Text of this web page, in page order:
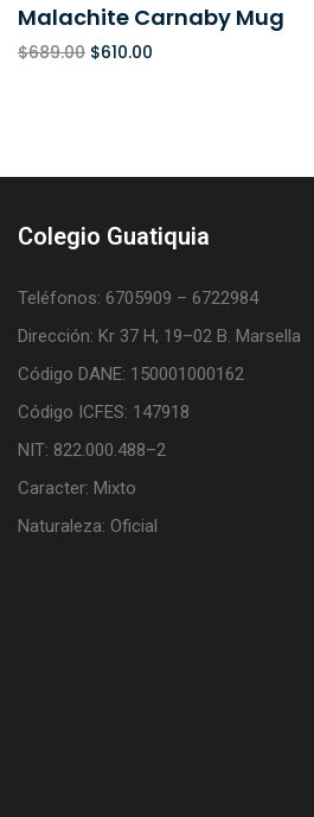
Malachite Carnaby Mug
$689.00 $610.00
Colegio Guatiquia
Teléfonos: 6705909 – 6722984
Dirección: Kr 37 H, 19–02 B. Marsella
Código DANE: 150001000162
Código ICFES: 147918
NIT: 822.000.488–2
Caracter: Mixto
Naturaleza: Oficial